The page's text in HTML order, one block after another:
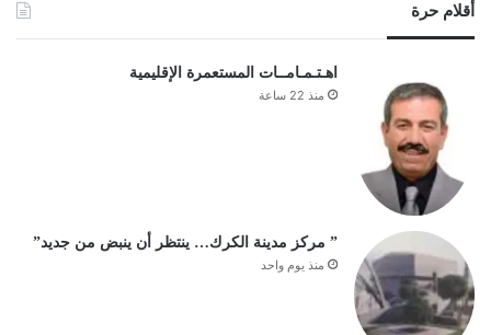
أقلام حرة
اهـتـمـامــات المستعمرة الإقليمية
منذ 22 ساعة
” مركز مدينة الكرك… ينتظر أن ينبض من جديد”
منذ يوم واحد